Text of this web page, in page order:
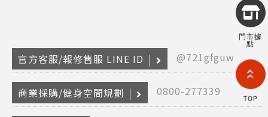
2026
門市據
點
TOP
官方客服/報修售服 LINE ID @721gfguw
商業採購/健身空間規劃 0800-277339